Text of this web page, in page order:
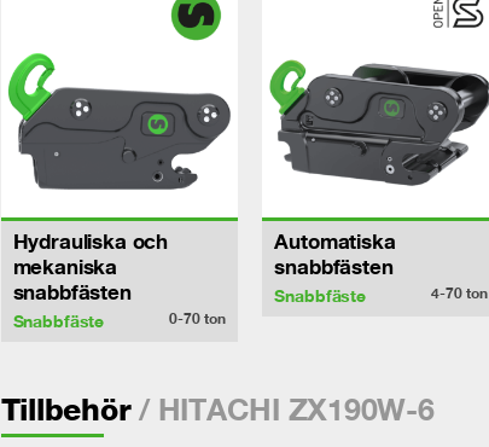
Hydrauliska och
mekaniska
snabbfästen
Snabbfäste 0-70ton
Automatiska
snabbfästen
Snabbfäste 4-70ton
Tillbehör/ HITACHI ZX190W-6